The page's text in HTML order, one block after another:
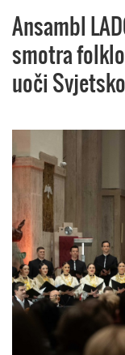
Ansambl
smotra
uoči